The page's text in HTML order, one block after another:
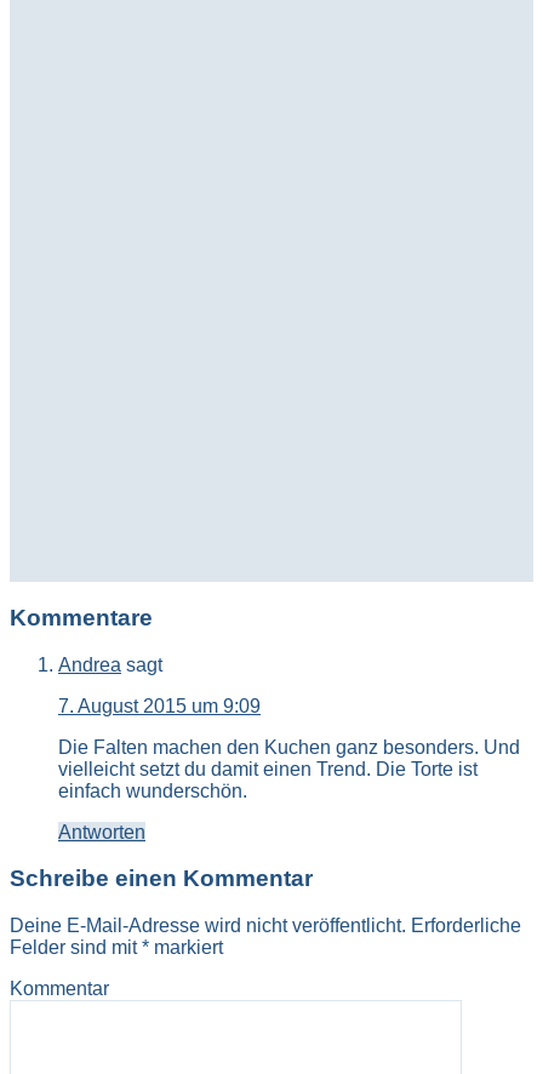
Kommentare
Andrea sagt
7. August 2015 um 9:09
Die Falten machen den Kuchen ganz besonders. Und
vielleicht setzt du damit einen Trend. Die Torte ist
einfach wunderschön.
Antworten
Schreibe einen Kommentar
Deine E-Mail-Adresse wird nicht veröffentlicht. Erforderliche
Felder sind mit* markiert
Kommentar